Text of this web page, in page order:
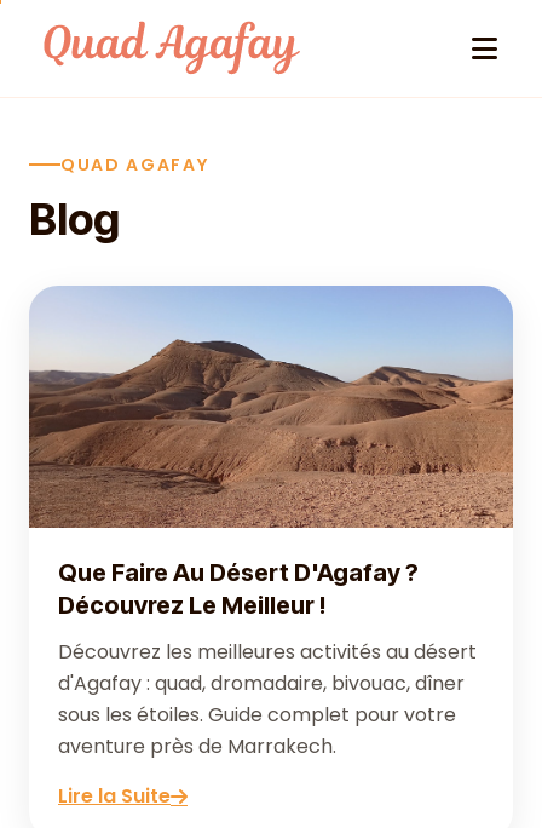
Skip to content
QUAD AGAFAY
Blog
Que Faire Au Désert D'Agafay ?
Découvrez Le Meilleur !
Découvrez les meilleures activités au désert
d'Agafay : quad, dromadaire, bivouac, dîner
sous les étoiles. Guide complet pour votre
aventure près de Marrakech.
Lire la Suite